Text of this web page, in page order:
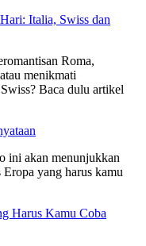
Italia, Swiss dan
Roma,
menikmati
Baca dulu artikel
ini akan menunjukkan
yang harus kamu
Harus Kamu Coba